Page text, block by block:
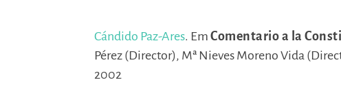
Cándido Paz-Ares. Em Comentario a la
Pérez (Director), Mª Nieves Moreno Vida
2002